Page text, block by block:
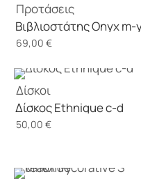
Προτάσεις
Βιβλιοστάτης Onyx m-
69,00 €
Δίσκοι
Δίσκος Ethnique c-d
50,00 €